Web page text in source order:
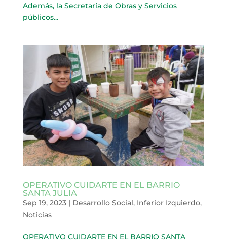
Además, la Secretaría de Obras y Servicios
públicos...
OPERATIVO CUIDARTE EN EL BARRIO
SANTA JULIA
Sep 19, 2023| Desarrollo Social, Inferior Izquierdo,
Noticias
OPERATIVO CUIDARTE EN EL BARRIO SANTA